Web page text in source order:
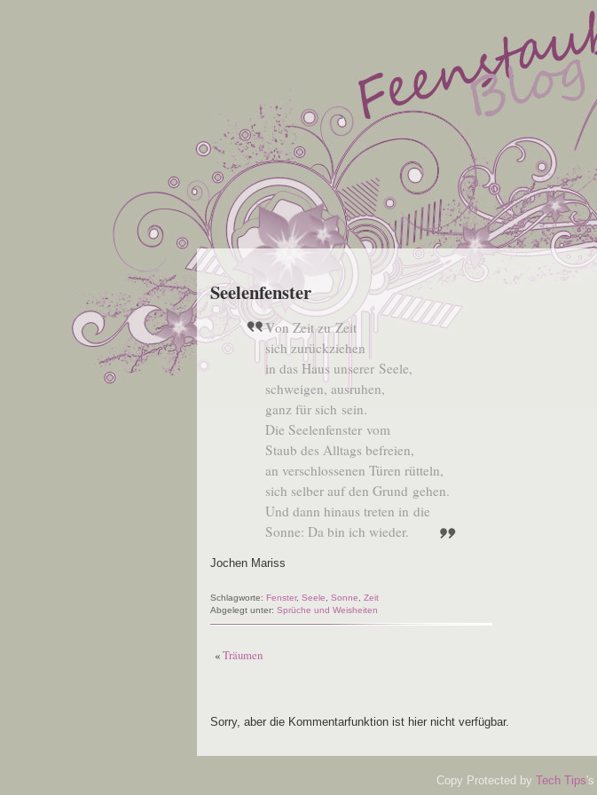
Seelenfenster
Von Zeit zu Zeit
sich zurückziehen
in das Haus unse­rer Seele,
schwei­gen, ausruhen,
ganz für sich sein.
Die See­len­fens­ter vom
Staub des All­tags befreien,
an ver­schlos­se­nen Türen rütteln,
sich sel­ber auf den Grund gehen.
Und dann hin­aus tre­ten in die
Son­ne: Da bin ich wieder.
Jochen Mariss
Schlagworte: Fenster, Seele Sonne
Zeit
Abgelegt unter: Sprüche und Weisheiten
«Träumen
Sorry, aber die Kommentarfunktion ist hier nicht verfügbar.
Copy Protected by Tech Tips's